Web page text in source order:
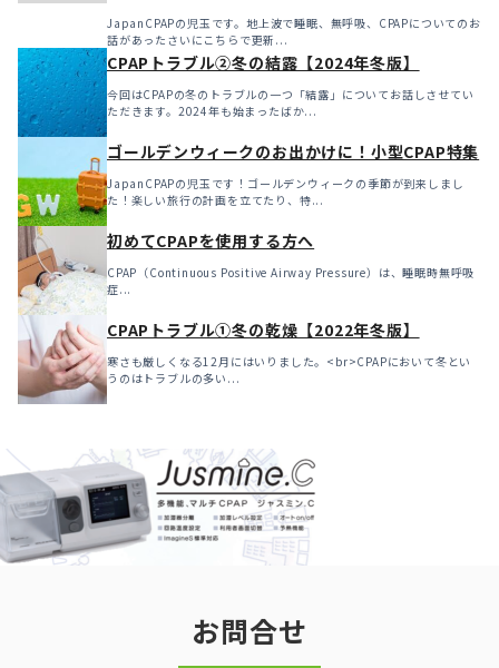
JapanCPAPの児玉です。地上波で睡眠、無呼吸、CPAPについてのお
話があったさいにこちらで更新...
CPAPトラブル②冬の結露【2024年冬版】
今回はCPAPの冬のトラブルの一つ「結露」についてお話しさせてい
ただきます。2024年も始まったばか...
ゴールデンウィークのお出かけに！小型CPAP特集
JapanCPAPの児玉です！ゴールデンウィークの季節が到来しまし
た！楽しい旅行の計画を立てたり、特...
初めてCPAPを使用する方へ
CPAP（Continuous Positive Airway Pressure）は、睡眠時無呼吸
症...
CPAPトラブル①冬の乾燥【2022年冬版】
寒さも厳しくなる12月にはいりました。<br>CPAPにおいて冬とい
うのはトラブルの多い...
お問合せ